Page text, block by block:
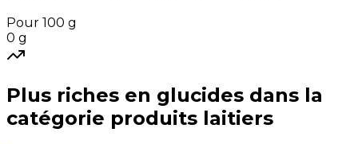
Pour 100 g
0 g
Plus riches en glucides dans la
catégorie produits laitiers